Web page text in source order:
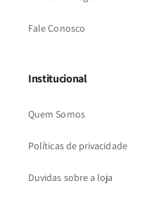
Fale Conosco
Institucional
Quem Somos
Políticas de privacidade
Duvidas sobre a loja